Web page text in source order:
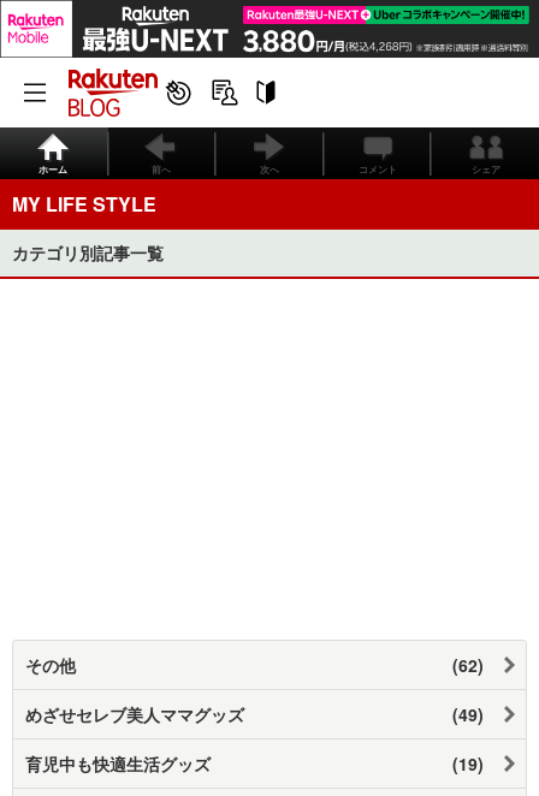
ホーム 前へ 次へ コメント シェア
MY LIFE STYLE
カテゴリ別記事一覧
その他 (62)
めざせセレブ美人ママグッズ (49)
育児中も快適生活グッズ (19)